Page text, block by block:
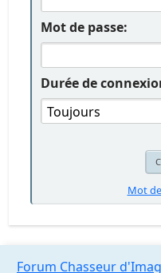
Mot de passe:
Durée de
Mot
Forum Chasseur